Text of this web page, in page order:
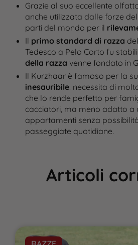
Grazie al suo eccellente
anche utilizzata dalle forze
parti del mondo per il
Il primo standard di razza
Tedesco a Pelo Corto fu
della razza venne fondato in
Il Kurzhaar è famoso per la
inesauribile: necessita di
che lo rende perfetto per
cacciatori, ma meno adatto a
appartamenti senza
passeggiate quotidiane.
Articoli